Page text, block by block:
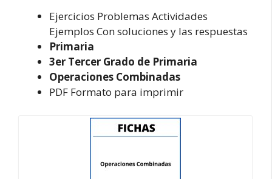
Ejercicios Problemas Actividades
Ejemplos Con soluciones y las respuestas
Primaria
3er Tercer Grado de Primaria
Operaciones Combinadas
PDF Formato para imprimir